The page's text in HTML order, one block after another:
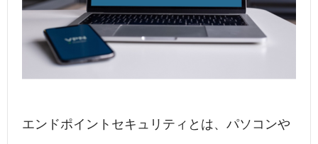
エンドポイントセキュリティとは、パソコンや